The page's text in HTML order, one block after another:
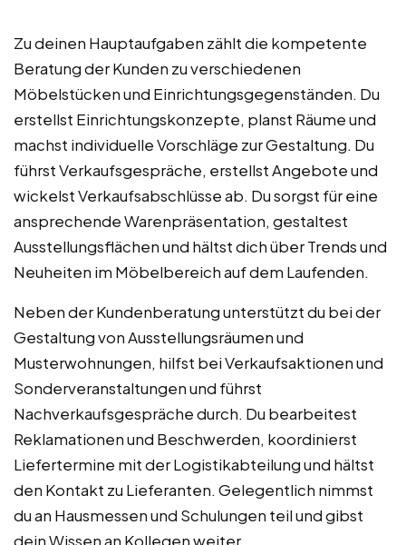
Zu deinen Hauptaufgaben zählt die kompetente
Beratung der Kunden zu verschiedenen
Möbelstücken und Einrichtungsgegenständen. Du
erstellst Einrichtungskonzepte, planst Räume und
machst individuelle Vorschläge zur Gestaltung. Du
führst Verkaufsgespräche, erstellst Angebote und
wickelst Verkaufsabschlüsse ab. Du sorgst für eine
ansprechende Warenpräsentation, gestaltest
Ausstellungsflächen und hältst dich über Trends und
Neuheiten im Möbelbereich auf dem Laufenden.
Neben der Kundenberatung unterstützt du bei der
Gestaltung von Ausstellungsräumen und
Musterwohnungen, hilfst bei Verkaufsaktionen und
Sonderveranstaltungen und führst
Nachverkaufsgespräche durch. Du bearbeitest
Reklamationen und Beschwerden, koordinierst
Liefertermine mit der Logistikabteilung und hältst
den Kontakt zu Lieferanten. Gelegentlich nimmst
du an Hausmessen und Schulungen teil und gibst
dein Wissen an Kollegen weiter.